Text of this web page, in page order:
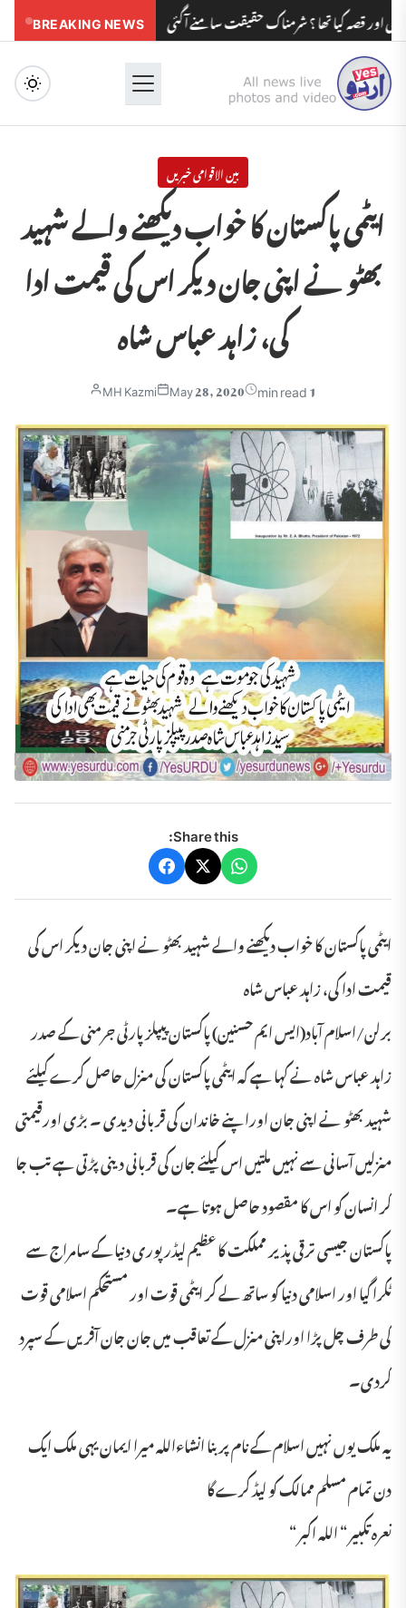
BREAKING NEWS تھا ؟ شرمناک حقیقت سامنے آگئی مدرسوں کے بچوں کو مولویوں کی
Menu
بین الاقوامی خبریں
ایٹمی پاکستان کا خواب دیکھنے والے شہید
بھٹو نے اپنی جان دیکر اس کی قیمت ادا
کی، زاہد عباس شاہ
MH Kazmi May 28, 2020 1 min read
Share this:
ایٹمی پاکستان کا خواب دیکھنے والے شہید بھٹو نے اپنی جان دیکر اس کی
قیمت ادا کی، زاہد عباس شاہ
برلن/اسلام آباد(ایس ایم حسنین) پاکستان پیپلز پارٹی جرمنی کے صدر
زاہد عباس شاہ نے کہا ہے کہ ایٹمی پاکستان کی منزل حاصل کرے کیلئے
شہید بھٹو نے اپنی جان اوراپنے خاندان کی قربانی دیدی ۔ بڑی اورقیمتی
منزلیں آسانی سے نہیں ملتیں اس کیلئے جان کی قربانی دینی پڑتی ہے تب جا
کر انسان کو اس کا مقصود حاصل ہوتا ہے۔
پاکستان جیسی ترقی پذیر مملکت کا عظیم لیڈر پوری دنیا کے سامراج سے
ٹکرا گیا اور اسلامی دنیا کو ساتھ لے کر ایٹمی قوت اور مستحکم اسلامی قوت
کی طرف چل پڑا اوراپنی منزل کے تعاقب میں جان جان آفریں کے سپرد
کردی۔
یہ ملک یوں نہیں اسلام کے نام پر بنا انشاءاللہ میرا ایمان یہی ملک ایک
دن تمام مسلم ممالک کو لیڈ کرے گا
نعرہ تکبیر “ اللہ اکبر “